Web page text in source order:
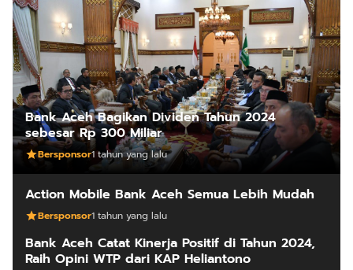
Bank Aceh Bagikan Dividen Tahun 2024
sebesar Rp 300 Miliar
Bersponsor1 tahun yang lalu
Action Mobile Bank Aceh Semua Lebih Mudah
Bersponsor1 tahun yang lalu
Bank Aceh Catat Kinerja Positif di Tahun 2024,
Raih Opini WTP dari KAP Heliantono